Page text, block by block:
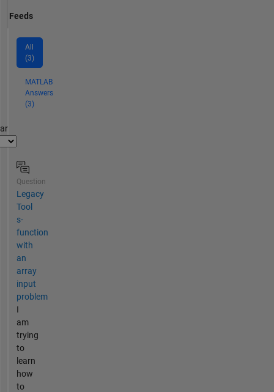
Feeds
All
(3)
MATLAB
Answers
(3)
Question
Legacy
Tool
s-
function
with
an
array
input
problem
I
am
trying
to
learn
how
to